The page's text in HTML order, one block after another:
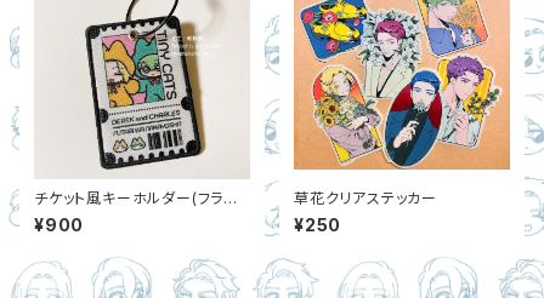
チケット風キーホルダー(フライト
タグ)
¥900
草花クリアステッカー
¥250